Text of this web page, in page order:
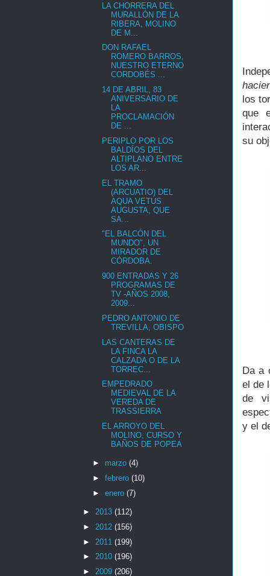
los
que
su
Da a
el de
de
y el
LA CHORRERA DEL
MURALLÓN DE LA
RIBERA, MOLINO
DE M...
DON RAFAEL
ROMERO BARROS,
NUESTRO ETERNO
CORDOBÉS ...
14 DE ABRIL, 83
ANIVERSARIO DE
LA
PROCLAMACIÓN
DE ...
PERIPLO POR LOS
BALDÍOS DEL
ALTIPLANO ENTRE
LOS AR...
EL TRAMO
(ARCUATIO) DEL
AQUA VETUS
AUGUSTA, QUE
SA...
"EL BALCÓN DEL
MUNDO", UN
MIRADOR DE
CÓRDOBA.
900 ENTRADAS Y 26
PROGRAMAS DE
TV -AÑOS 2008,
2009...
PEDRO ANTONIO DE
TREVILLA, OBISPO
LAS CANTERAS DE
LA FINCA LA
CALZADA O DE LA
TORREC...
EMPEDRADO
MEDIEVAL DE LA
VEREDA DE
TRASSIERRA
EL ARROYO DEL
MOLINO, CURSO Y
BAÑOS DE POPEA
► marzo (4)
► febrero (10)
► enero (7)
► 2013 (112)
► 2012 (156)
► 2011 (199)
► 2010 (196)
► 2009 (206)